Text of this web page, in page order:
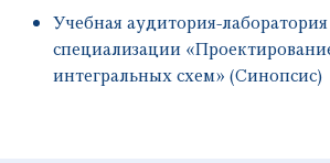
Учебная аудитория-
специализации
интегральных схем» (Синопсис)